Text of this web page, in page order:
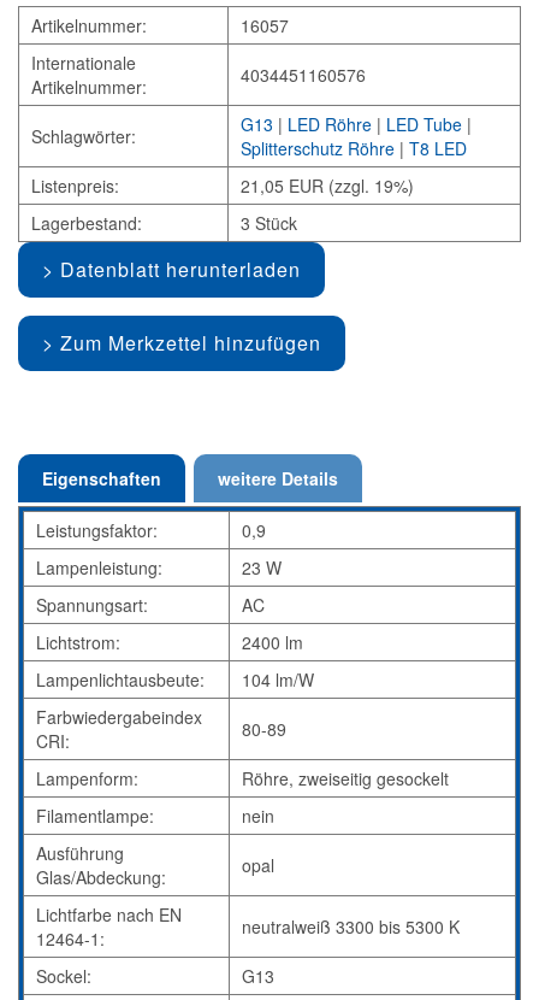
Artikelnummer:
16057
Internationale
Artikelnummer:
4034451160576
Schlagwörter: G13 | LED Röhre | LED Tube |
Splitterschutz Röhre | T8 LED
Listenpreis:
21,05 EUR (zzgl. 19%)
Lagerbestand:
3 Stück
Datenblatt herunterladen
Zum Merkzettel hinzufügen
Eigenschaften weitere Details
Leistungsfaktor:
0,9
Lampenleistung:
23 W
Spannungsart:
AC
Lichtstrom:
2400 lm
Lampenlichtausbeute:
104 lm/W
Farbwiedergabeindex
CRI:
80-89
Lampenform:
Röhre, zweiseitig gesockelt
Filamentlampe:
nein
Ausführung
Glas/Abdeckung:
opal
Lichtfarbe nach EN
12464-1:
neutralweiß 3300 bis 5300 K
Sockel:
G13